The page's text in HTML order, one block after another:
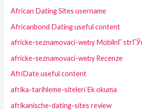
African Dating Sites username
Africanbond Dating useful content
africke-seznamovaci-weby MobilnГ­
africke-seznamovaci-weby Recenze
AfriDate useful content
afrika-tarihleme-siteleri Ek okuma
afrikanische-dating-sites review